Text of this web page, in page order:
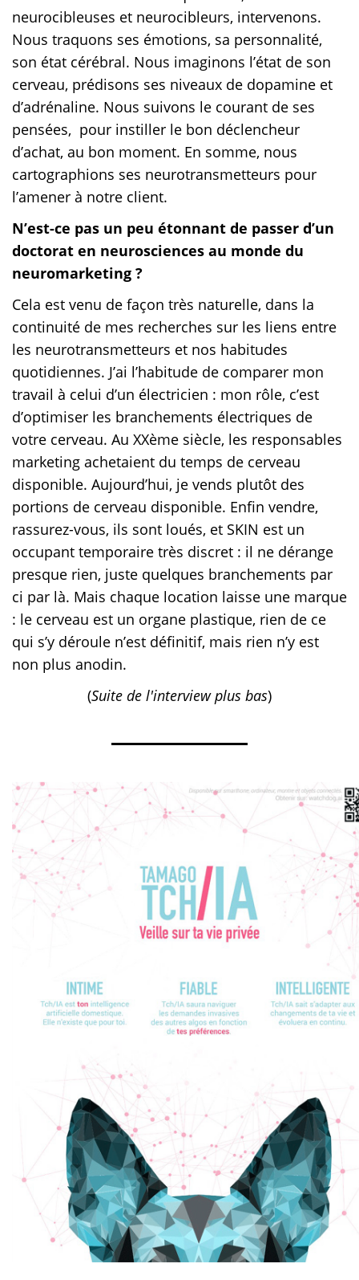
neurocibleuses et neurocibleurs, intervenons.
Nous traquons ses émotions, sa personnalité,
son état cérébral. Nous imaginons l’état de son
cerveau, prédisons ses niveaux de dopamine et
d’adrénaline. Nous suivons le courant de ses
pensées, pour instiller le bon déclencheur
d’achat, au bon moment. En somme, nous
cartographions ses neurotransmetteurs pour
l’amener à notre client.
N’est-ce pas un peu étonnant de passer d’un
doctorat en neurosciences au monde du
neuromarketing ?
Cela est venu de façon très naturelle, dans la
continuité de mes recherches sur les liens entre
les neurotransmetteurs et nos habitudes
quotidiennes. J’ai l’habitude de comparer mon
travail à celui d’un électricien : mon rôle, c’est
d’optimiser les branchements électriques de
votre cerveau. Au XXème siècle, les responsables
marketing achetaient du temps de cerveau
disponible. Aujourd’hui, je vends plutôt des
portions de cerveau disponible. Enfin vendre,
rassurez-vous, ils sont loués, et SKIN est un
occupant temporaire très discret : il ne dérange
presque rien, juste quelques branchements par
ci par là. Mais chaque location laisse une marque
: le cerveau est un organe plastique, rien de ce
qui s’y déroule n’est définitif, mais rien n’y est
non plus anodin.
(Suite de l'interview plus bas)